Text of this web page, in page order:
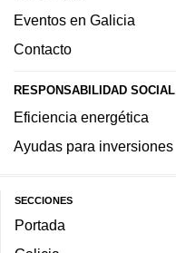
Eventos en Galicia
Contacto
RESPONSABILIDAD SOCIAL
Eficiencia energética
Ayudas para inversiones
SECCIONES
Portada